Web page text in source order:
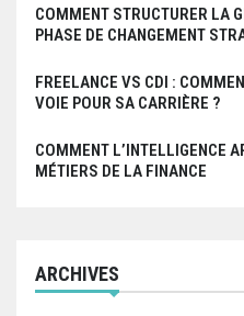
COMMENT STRUCTURER LA
PHASE DE CHANGEMENT
FREELANCE VS CDI :
VOIE POUR SA CARRIÈRE ?
COMMENT L’INTELLIGENCE
MÉTIERS DE LA FINANCE
ARCHIVES